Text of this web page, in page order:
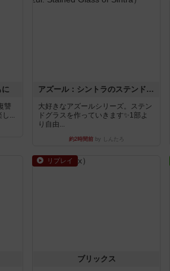
讐
し...
アズール：シントラのステンドグラス
大好きなアズールシリーズ。ステン
ドグラスを作っていきます✨1部よ
り自由...
約2時間前by しんたろ
リプレイ
ブリックス